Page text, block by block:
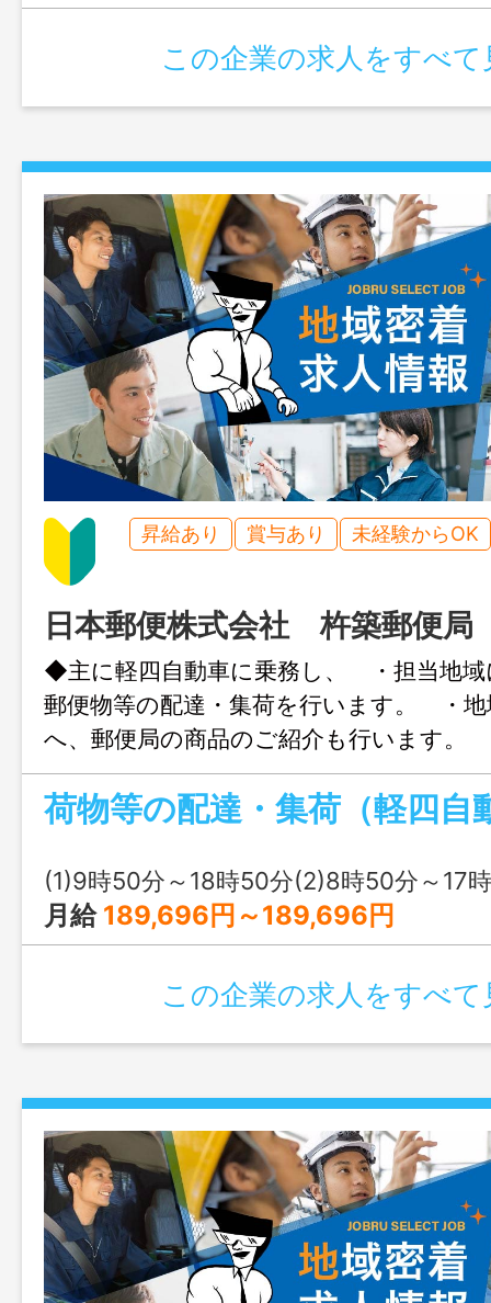
この企業の求人をすべて
昇給あり 賞与あり 未経験からOK
日本郵便株式会社 杵築郵便局
◆主に軽四自動車に乗務し、 ・担当地域
郵便物等の配達・集荷を行います。 ・
へ、郵便局の商品のご紹介も行います
変更なし ※応募には、ハローワークの
す
荷物等の配達・集荷（軽四自
(1)9時50分～18時50分(2)8時50分～17
月給 189,696円～189,696円
この企業の求人をすべて